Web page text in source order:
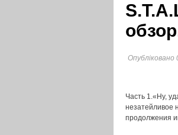
Часть 1.«Ну,
незатейливое
продолжения